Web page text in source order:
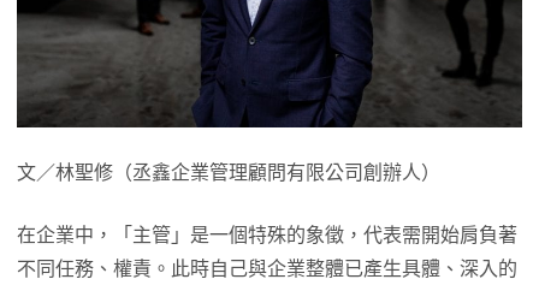
文／林聖修（丞鑫企業管理顧問有限公司創辦人）
在企業中，「主管」是一個特殊的象徵，代表需開始肩負著
不同任務、權責。此時自己與企業整體已產生具體、深入的